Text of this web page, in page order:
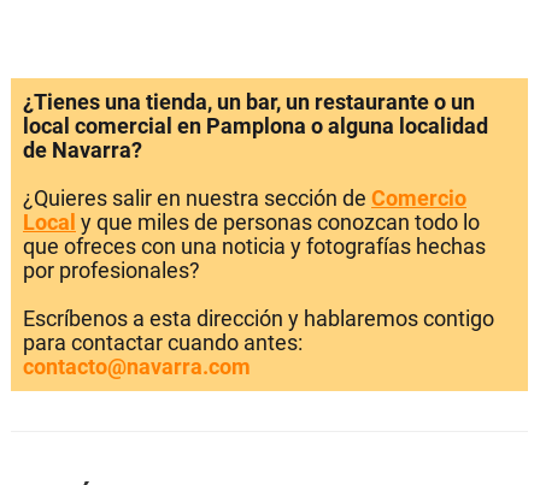
¿Tienes una tienda, un bar, un restaurante o un
local comercial en Pamplona o alguna localidad
de Navarra?
¿Quieres salir en nuestra sección de Comercio
Local y que miles de personas conozcan todo lo
que ofreces con una noticia y fotografías hechas
por profesionales?
Escríbenos a esta dirección y hablaremos contigo
para contactar cuando antes:
contacto@navarra.com